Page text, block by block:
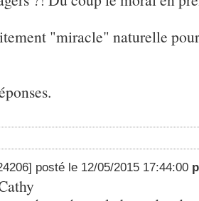
"miracle" naturelle
posté le 12/05/2015 17:44:00